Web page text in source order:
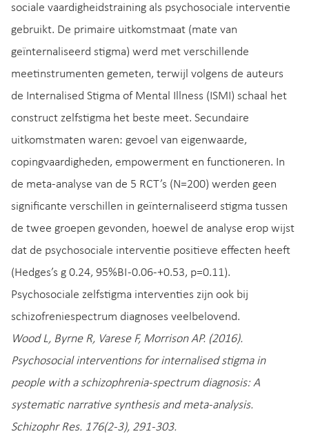
sociale vaardigheidstraining als psychosociale interventie
gebruikt. De primaire uitkomstmaat (mate van
geïnternaliseerd stigma) werd met verschillende
meetinstrumenten gemeten, terwijl volgens de auteurs
de Internalised Stigma of Mental Illness (ISMI) schaal het
construct zelfstigma het beste meet. Secundaire
uitkomstmaten waren: gevoel van eigenwaarde,
copingvaardigheden, empowerment en functioneren. In
de meta-analyse van de 5 RCT’s (N=200) werden geen
significante verschillen in geïnternaliseerd stigma tussen
de twee groepen gevonden, hoewel de analyse erop wijst
dat de psychosociale interventie positieve effecten heeft
(Hedges’s g 0.24, 95%BI -0.06-+0.53, p=0.11).
Psychosociale zelfstigma interventies zijn ook bij
schizofreniespectrum diagnoses veelbelovend.
Wood L, Byrne R, Varese F, Morrison AP. (2016).
Psychosocial interventions for internalised stigma in
people with a schizophrenia-spectrum diagnosis: A
systematic narrative synthesis and meta-analysis.
Schizophr Res. 176(2-3), 291-303.